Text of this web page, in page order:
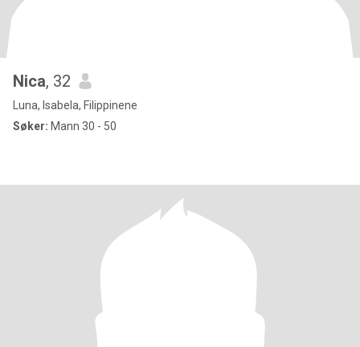
Nica, 32
Luna, Isabela, Filippinene
Søker: Mann 30 - 50